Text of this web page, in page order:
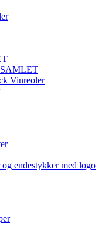
Vinreoler
endestykker med logo